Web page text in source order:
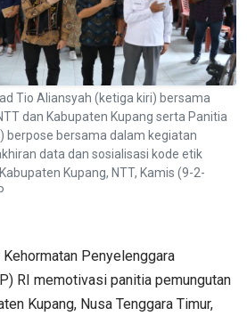
Tio Aliansyah (ketiga kiri) bersama
dan Kabupaten Kupang serta Panitia
berpose bersama dalam kegiatan
data dan sosialisasi kode etik
Kupang, NTT, Kamis (9-2-
Kehormatan Penyelenggara
RI memotivasi panitia pemungutan
Kupang, Nusa Tenggara Timur,